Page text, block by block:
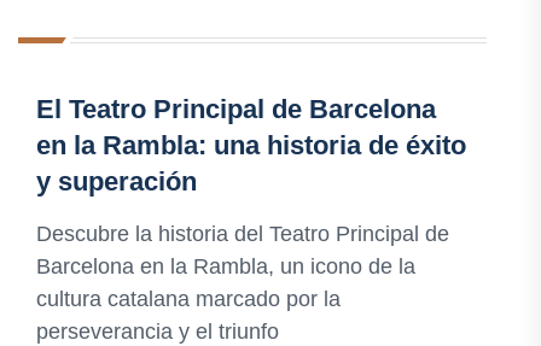
El Teatro Principal de Barcelona
en la Rambla: una historia de éxito
y superación
Descubre la historia del Teatro Principal de
Barcelona en la Rambla, un icono de la
cultura catalana marcado por la
perseverancia y el triunfo